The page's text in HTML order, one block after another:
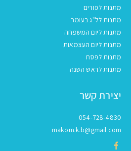
מתנות לפורים
מתנות לל"ג בעומר
מתנות ליום המשפחה
מתנות ליום העצמאות
מתנות לפסח
מתנות לראש השנה
יצירת קשר
054-728-4830
makom.k.b@gmail.com